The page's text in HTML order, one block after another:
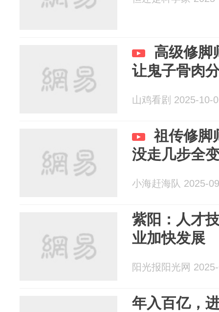
高级修脚
让鬼子骨肉
山鸡看剧 2025-10-
祖传修脚
没走几步全
小海赶海队 2025-
紫阳：人才
业加快发展
阳光报阳光网
年入百亿，